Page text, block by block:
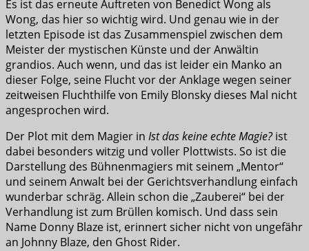
Es ist das erneute Auftreten von Benedict Wong als
Wong, das hier so wichtig wird. Und genau wie in der
letzten Episode ist das Zusammenspiel zwischen dem
Meister der mystischen Künste und der Anwältin
grandios. Auch wenn, und das ist leider ein Manko an
dieser Folge, seine Flucht vor der Anklage wegen seiner
zeitweisen Fluchthilfe von Emily Blonsky dieses Mal nicht
angesprochen wird.
Der Plot mit dem Magier in Ist das keine echte Magie?ist
dabei besonders witzig und voller Plottwists. So ist die
Darstellung des Bühnenmagiers mit seinem „Mentor“
und seinem Anwalt bei der Gerichtsverhandlung einfach
wunderbar schräg. Allein schon die „Zauberei“ bei der
Verhandlung ist zum Brüllen komisch. Und dass sein
Name Donny Blaze ist, erinnert sicher nicht von ungefähr
an Johnny Blaze, den Ghost Rider.